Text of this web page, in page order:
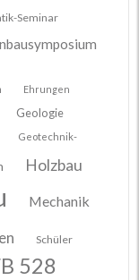
Seminar
Ehrungen
Geologie
Geotechnik-
Holzbau
Mechanik
Schüler
528